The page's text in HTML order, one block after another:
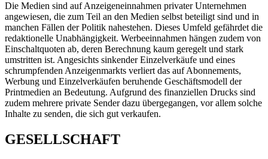
Die Medien sind auf Anzeigeneinnahmen privater Unternehmen
angewiesen, die zum Teil an den Medien selbst beteiligt sind und in
manchen Fällen der Politik nahestehen. Dieses Umfeld gefährdet die
redaktionelle Unabhängigkeit. Werbeeinnahmen hängen zudem von
Einschaltquoten ab, deren Berechnung kaum geregelt und stark
umstritten ist. Angesichts sinkender Einzelverkäufe und eines
schrumpfenden Anzeigenmarkts verliert das auf Abonnements,
Werbung und Einzelverkäufen beruhende Geschäftsmodell der
Printmedien an Bedeutung. Aufgrund des finanziellen Drucks sind
zudem mehrere private Sender dazu übergegangen, vor allem solche
Inhalte zu senden, die sich gut verkaufen.
GESELLSCHAFT